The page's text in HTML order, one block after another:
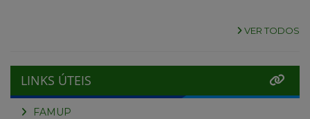
VER TODOS
LINKS ÚTEIS
FAMUP